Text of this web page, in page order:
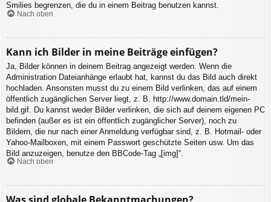
Smilies begrenzen, die du in einem Beitrag benutzen kannst.
Nach oben
Kann ich Bilder in meine Beiträge einfügen?
Ja, Bilder können in deinem Beitrag angezeigt werden. Wenn die
Administration Dateianhänge erlaubt hat, kannst du das Bild auch direkt
hochladen. Ansonsten musst du zu einem Bild verlinken, das auf einem
öffentlich zugänglichen Server liegt, z. B. http://www.domain.tld/mein-
bild.gif. Du kannst weder Bilder verlinken, die sich auf deinem eigenen PC
befinden (außer es ist ein öffentlich zugänglicher Server), noch zu
Bildern, die nur nach einer Anmeldung verfügbar sind, z. B. Hotmail- oder
Yahoo-Mailboxen, mit einem Passwort geschützte Seiten usw. Um das
Bild anzuzeigen, benutze den BBCode-Tag „[img]“.
Nach oben